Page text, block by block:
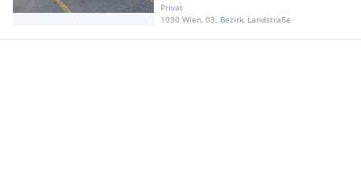
Privat
1030 Wien, 03. Bezirk, Landstraße